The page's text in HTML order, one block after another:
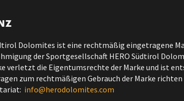
Dolomites ist eine rechtmäßig eingetragene
der Sportgesellschaft HERO Südtirol
verletzt die Eigentumsrechte der Marke und ist
zum rechtmäßigen Gebrauch der Marke richten
info@herodolomites.com